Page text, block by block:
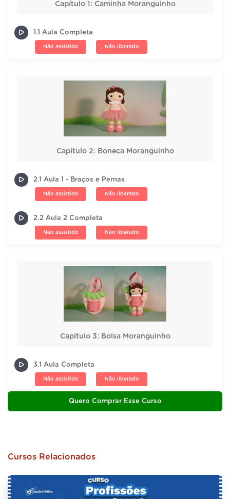
Capítulo 1: Caminha Moranguinho
1.1 Aula Completa
Não assistido Não liberado
Capítulo 2: Boneca Moranguinho
2.1 Aula 1 - Braços e Pernas
Não assistido Não liberado
2.2 Aula 2 Completa
Não assistido Não liberado
Capítulo 3: Bolsa Moranguinho
3.1 Aula Completa
Não assistido Não liberado
Quero Comprar Esse Curso
Cursos Relacionados